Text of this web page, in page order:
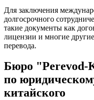
Для заключения
долгосрочного
такие документы как
лицензии и многие
перевода.
Бюро "Perevod-
по
китайского